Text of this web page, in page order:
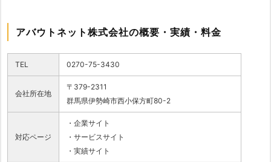
アバウトネット株式会社の概要・実績・料金
TEL 0270-75-3430
会社所在地
〒379-2311
群馬県伊勢崎市西小保方町80-2
対応ページ
・企業サイト
・サービスサイト
・実績サイト